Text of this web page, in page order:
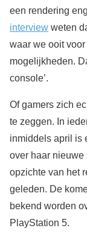
een rendering
interview weten
waar we ooit
mogelijkheden.
console’.
Of gamers zich
te zeggen. In
inmiddels april is
over haar
opzichte van het
geleden. De
bekend worden
PlayStation 5.